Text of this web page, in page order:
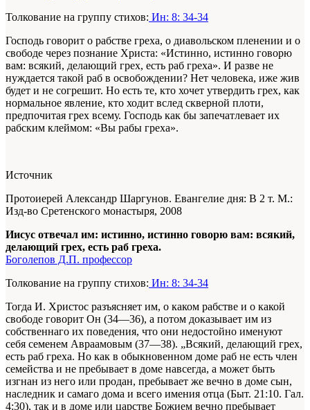
Толкование на группу стихов: Ин: 8: 34-34
Господь говорит о рабстве греха, о диавольском пленении и о
свободе через познание Христа: «Истинно, истинно говорю
вам: всякий, делающий грех, есть раб греха». И разве не
нуждается такой раб в освобождении? Нет человека, иже жив
будет и не согрешит. Но есть те, кто хочет утвердить грех, как
нормальное явление, кто ходит вслед скверной плоти,
предпочитая грех всему. Господь как бы запечатлевает их
рабским клеймом: «Вы рабы греха».
Источник
Протоиерей Александр Шаргунов. Евангелие дня: В 2 т. М.:
Изд-во Сретенского монастыря, 2008
Иисус отвечал им: истинно, истинно говорю вам: всякий,
делающий грех, есть раб греха.
Боголепов Д.П. профессор
Толкование на группу стихов: Ин: 8: 34-34
Тогда И. Христос разъясняет им, о каком рабстве и о какой
свободе говорит Он (34—36), а потом доказывает им из
собственнаго их поведения, что они недостойно именуют
себя семенем Авраамовым (37—38). „Всякий, делающий грех,
есть раб греха. Но как в обыкновенном доме раб не есть член
семейства и не пребывает в доме навсегда, а может быть
изгнан из него или продан, пребывает же вечно в доме сын,
наследник и самаго дома и всего имения отца (Быт. 21:10. Гал.
4:30), так и в доме или царстве Божием вечно пребывает